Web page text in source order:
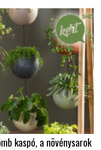
kaspó, a növénysarok